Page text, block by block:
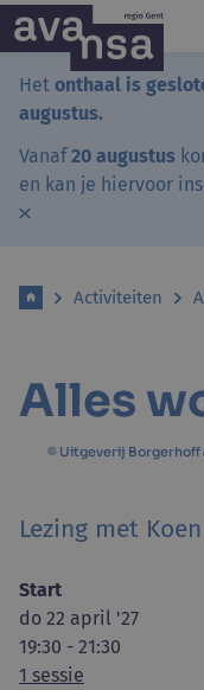
Het onthaal is
augustus.
Vanaf20 augustus
en kan je hiervoor
Activiteiten
Alles
© Uitgeverij Borgerhoff
Lezing met
Start
do 22 april '27
19:30 - 21:30
1 sessie